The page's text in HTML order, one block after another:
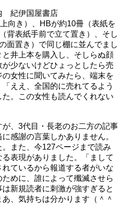
紀伊国屋書店
向き）、HBが約10冊（表紙を
背表紙手前で立て置き）、そし
面置き）で同じ棚に並んでまし
井上本を購入し、そしらぬ顔
少ないけどひょっとしたら売
女性に聞いてみたら、端末を
ええ、全国的に売れてるよう
。この女性も読んでくれない
、3代目・長老のお二方の記事
感謝の言葉しかありません。
また、今127ページまで読み
表現がありました。「まして
ているから報道する者がいな
めに、誰によって殲滅させら
新規読者に刺激が強すぎると
、気持ちは分かります（＾＾